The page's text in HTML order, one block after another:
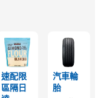
速配限
區隔日
汽車輪
胎